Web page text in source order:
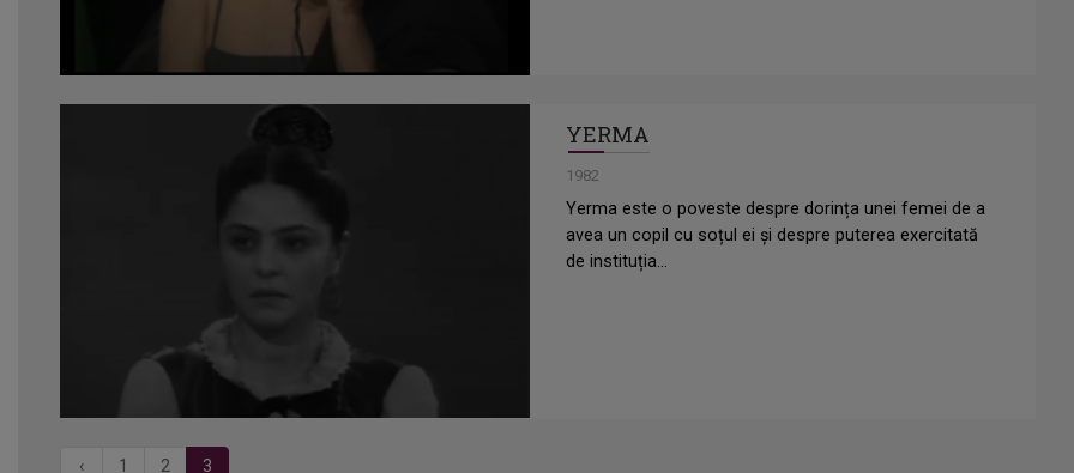
YERMA
1982
Yerma este o poveste despre dorința unei femei de a
avea un copil cu soțul ei și despre puterea exercitată
de instituția...
‹ 1 2 3